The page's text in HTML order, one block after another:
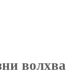
волхва